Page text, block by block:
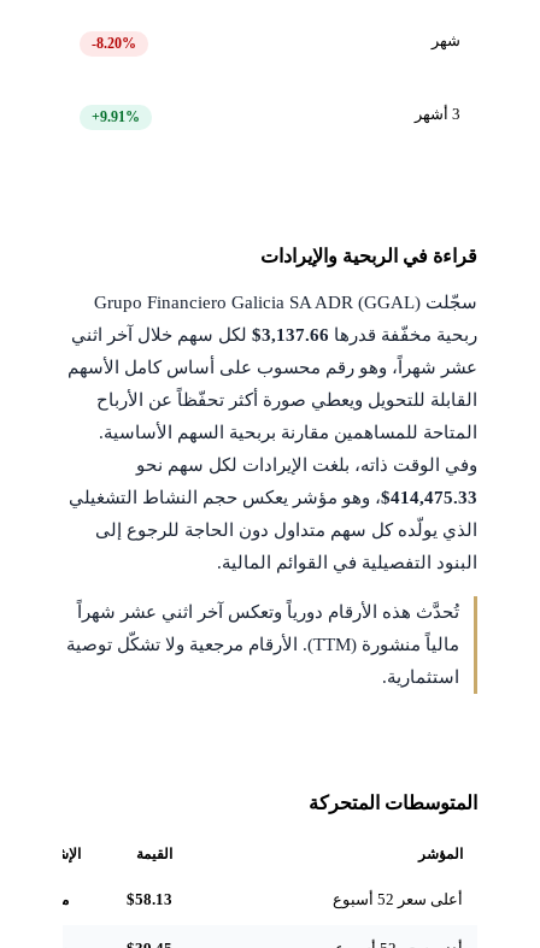
شهر -8.20%
3 أشهر +9.91%
قراءة في الربحية والإيرادات
سجّلت Grupo Financiero Galicia SA ADR (GGAL)
ربحية مخفّفة قدرها $3,137.66لكل سهم خلال آخر اثني
عشر شهراً، وهو رقم محسوب على أساس كامل الأسهم
القابلة للتحويل ويعطي صورة أكثر تحفّظاً عن الأرباح
المتاحة للمساهمين مقارنة بربحية السهم الأساسية.
وفي الوقت ذاته، بلغت الإيرادات لكل سهم نحو
$414,475.33، وهو مؤشر يعكس حجم النشاط التشغيلي
الذي يولّده كل سهم متداول دون الحاجة للرجوع إلى
البنود التفصيلية في القوائم المالية.
تُحدَّث هذه الأرقام دورياً وتعكس آخر اثني عشر شهراً
مالياً منشورة (TTM). الأرقام مرجعية ولا تشكّل توصية
استثمارية.
المتوسطات المتحركة
المؤشر القيمة الإشارة
أعلى سعر 52 أسبوع $58.13 مرجعي